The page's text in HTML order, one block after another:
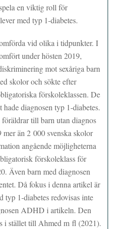
en viktig roll för
med typ 1-diabetes.
vid olika i tidpunkter. I
under hösten 2019,
mot sexåriga barn
skolor och sökte efter
förskoleklassen. De
diagnosen typ 1-diabetes.
till barn utan diagnos
än 2 000 svenska skolor
angående möjligheterna
förskoleklass för
Även barn med diagnosen
Då fokus i denna artikel är
typ 1-diabetes redovisas inte
ADHD i artikeln. Den
i stället till Ahmed m fl (2021).